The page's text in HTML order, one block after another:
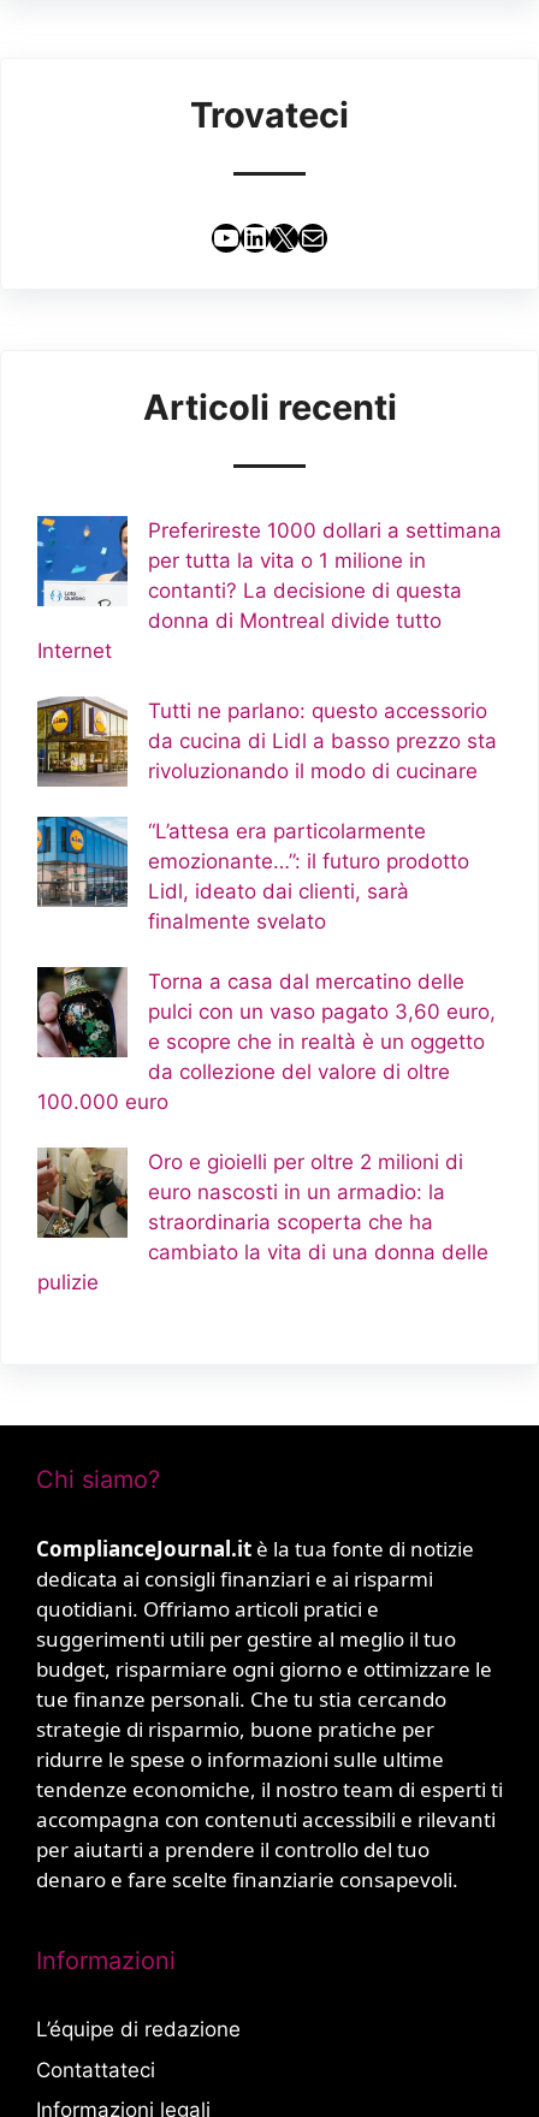
Trovateci
YouTube
LinkedIn
X Email
Articoli recenti
Preferireste 1000 dollari a settimana
per tutta la vita o 1 milione in
contanti? La decisione di questa
donna di Montreal divide tutto
Internet
Tutti ne parlano: questo accessorio
da cucina di Lidl a basso prezzo sta
rivoluzionando il modo di cucinare
“L’attesa era particolarmente
emozionante…”: il futuro prodotto
Lidl, ideato dai clienti, sarà
finalmente svelato
Torna a casa dal mercatino delle
pulci con un vaso pagato 3,60 euro,
e scopre che in realtà è un oggetto
da collezione del valore di oltre
100.000 euro
Oro e gioielli per oltre 2 milioni di
euro nascosti in un armadio: la
straordinaria scoperta che ha
cambiato la vita di una donna delle
pulizie
Chi siamo?
ComplianceJournal.it è la tua fonte di notizie
dedicata ai consigli finanziari e ai risparmi
quotidiani. Offriamo articoli pratici e
suggerimenti utili per gestire al meglio il tuo
budget, risparmiare ogni giorno e ottimizzare le
tue finanze personali. Che tu stia cercando
strategie di risparmio, buone pratiche per
ridurre le spese o informazioni sulle ultime
tendenze economiche, il nostro team di esperti ti
accompagna con contenuti accessibili e rilevanti
per aiutarti a prendere il controllo del tuo
denaro e fare scelte finanziarie consapevoli.
Informazioni
L’équipe di redazione
Contattateci
Informazioni legali